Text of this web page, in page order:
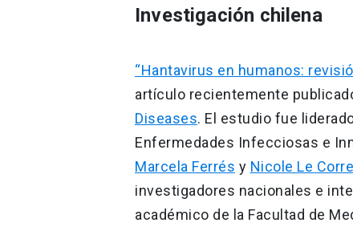
Investigación chilena
“Hantavirus en humanos:
artículo recientemente
Diseases. El estudio fue
Enfermedades Infecciosas e
Marcela Ferrés y Nicole Le Corre
investigadores nacionales e
académico de la Facultad de